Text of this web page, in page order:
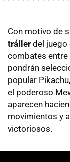
Con motivo de
tráiler del juego
combates entre
pondrán
popular
el poderoso
aparecen
movimientos y
victoriosos.